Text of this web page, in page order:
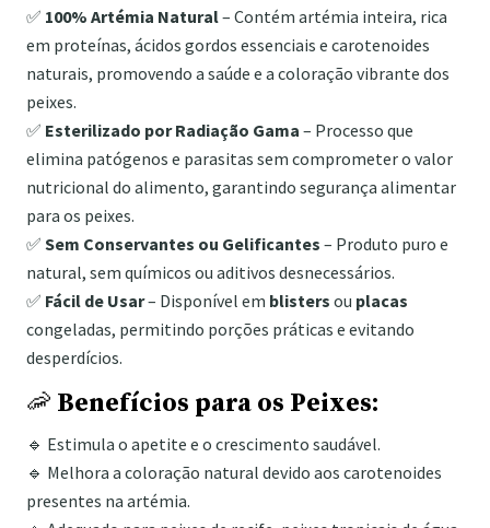
✅ 100% Artémia Natural– Contém artémia inteira, rica
em proteínas, ácidos gordos essenciais e carotenoides
naturais, promovendo a saúde e a coloração vibrante dos
peixes.
✅ Esterilizado por Radiação Gama – Processo que
elimina patógenos e parasitas sem comprometer o valor
nutricional do alimento, garantindo segurança alimentar
para os peixes.
✅ Sem Conservantes ou Gelificantes – Produto puro e
natural, sem químicos ou aditivos desnecessários.
✅ Fácil de Usar– Disponível em blisters ou placas
congeladas, permitindo porções práticas e evitando
desperdícios.
🦐 Benefícios para os Peixes:
🔹 Estimula o apetite e o crescimento saudável.
🔹 Melhora a coloração natural devido aos carotenoides
presentes na artémia.